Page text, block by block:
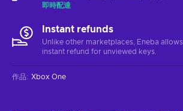
即時配達
Instant refunds
Unlike other marketplaces, Eneba
instant refund for unviewed keys.
作品: Xbox One